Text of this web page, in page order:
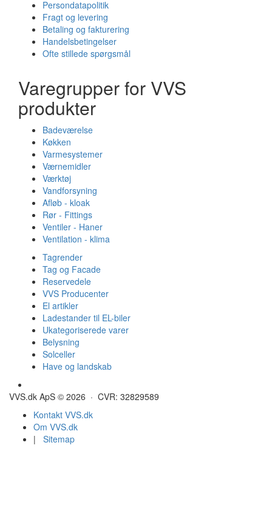
Persondatapolitik
Fragt og levering
Betaling og fakturering
Handelsbetingelser
Ofte stillede spørgsmål
Varegrupper for VVS
produkter
Badeværelse
Køkken
Varmesystemer
Værnemidler
Værktøj
Vandforsyning
Afløb - kloak
Rør - Fittings
Ventiler - Haner
Ventilation - klima
Tagrender
Tag og Facade
Reservedele
VVS Producenter
El artikler
Ladestander til EL-biler
Ukategoriserede varer
Belysning
Solceller
Have og landskab
VVS.dk ApS © 2026 · CVR: 32829589
Kontakt VVS.dk
Om VVS.dk
| Sitemap